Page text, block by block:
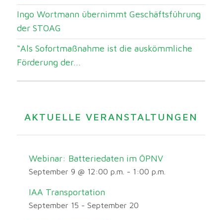
Ingo Wortmann übernimmt Geschäftsführung
der STOAG
“Als Sofortmaßnahme ist die auskömmliche
Förderung der...
AKTUELLE VERANSTALTUNGEN
Webinar: Batteriedaten im ÖPNV
September 9 @ 12:00 p.m. - 1:00 p.m.
IAA Transportation
September 15 - September 20